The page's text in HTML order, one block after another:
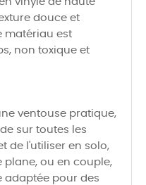
douce et
matériau est
non toxique et
ventouse pratique,
sur toutes les
de l'utiliser en solo,
plane, ou en couple,
adaptée pour des